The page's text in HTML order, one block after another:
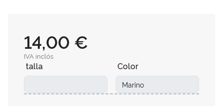
14,00 €
IVA inclós
talla Color